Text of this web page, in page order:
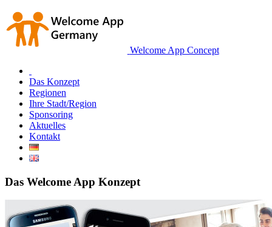
Welcome App Concept
Das Konzept
Regionen
Ihre Stadt/Region
Sponsoring
Aktuelles
Kontakt
Das Welcome App Konzept